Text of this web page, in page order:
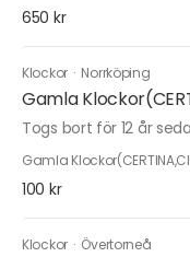
650 kr
Klockor · Norrköping
Gamla
Togs bort för 12 år
Gamla
100 kr
Klockor · Övertorneå